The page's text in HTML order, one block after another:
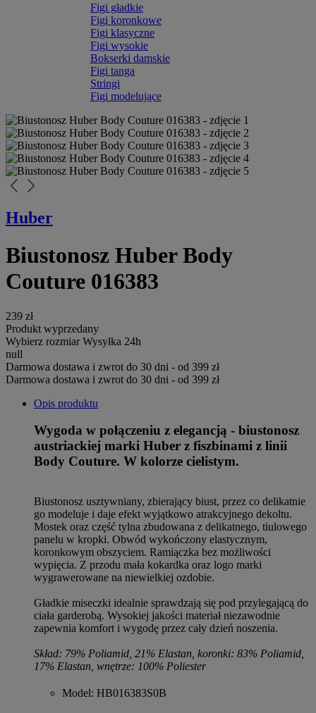
Figi gładkie
Figi koronkowe
Figi klasyczne
Figi wysokie
Bokserki damskie
Figi tanga
Stringi
Figi modelujące
arrow_back_ios_new arrow_forward_ios
Huber
Biustonosz Huber Body
Couture 016383
239 zł
Produkt wyprzedany
Wybierz rozmiar Wysyłka 24h
null
Darmowa dostawa i zwrot do 30 dni - od 399 zł
Darmowa dostawa i zwrot do 30 dni - od 399 zł
Opis produktu
Wygoda w połączeniu z elegancją - biustonosz
austriackiej marki Huber z fiszbinami z linii
Body Couture. W kolorze cielistym.
Biustonosz usztywniany, zbierający biust, przez co delikatnie
go modeluje i daje efekt wyjątkowo atrakcyjnego dekoltu.
Mostek oraz część tylna zbudowana z delikatnego, tiulowego
panelu w kropki. Obwód wykończony elastycznym,
koronkowym obszyciem. Ramiączka bez możliwości
wypięcia. Z przodu mała kokardka oraz logo marki
wygrawerowane na niewielkiej ozdobie.
Gładkie miseczki idealnie sprawdzają się pod przylegającą do
ciała garderobą. Wysokiej jakości materiał niezawodnie
zapewnia komfort i wygodę przez cały dzień noszenia.
Skład: 79% Poliamid, 21% Elastan, koronki: 83% Poliamid,
17% Elastan, wnętrze: 100% Poliester
Model: HB016383S0B